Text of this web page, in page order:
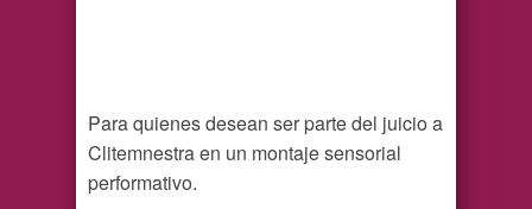
Para quienes desean ser parte del juicio a
Clitemnestra en un montaje sensorial
performativo.